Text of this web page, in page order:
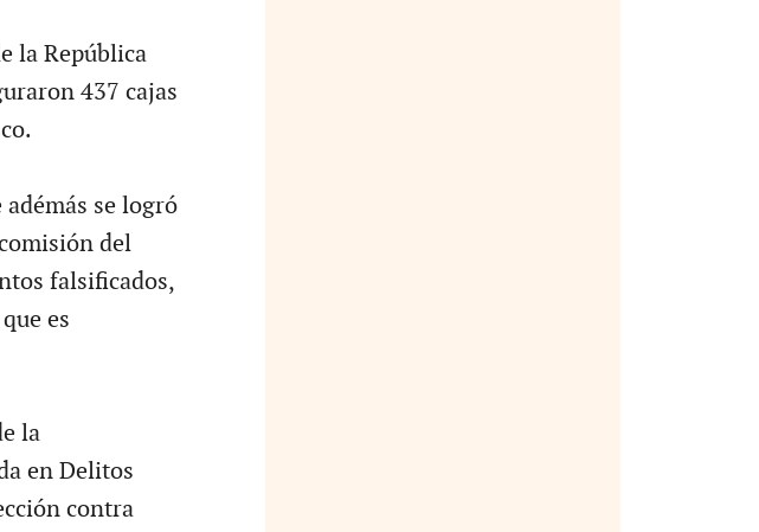
la República
437 cajas
se logró
del
falsificados,
es
la
en Delitos
contra